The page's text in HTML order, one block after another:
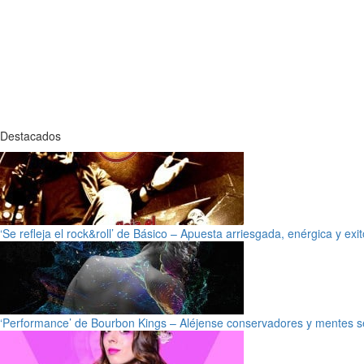
Destacados
‘Se refleja el rock&roll’ de Básico – Apuesta arriesgada, enérgica y
‘Performance’ de Bourbon Kings – Aléjense conservadores y mentes